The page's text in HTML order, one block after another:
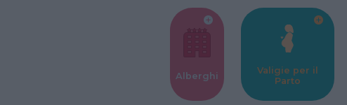
Alberghi
Valigie per il
Parto